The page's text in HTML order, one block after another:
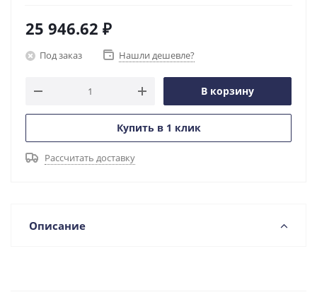
25 946.62 ₽
Под заказ Нашли дешевле?
В корзину
Купить в 1 клик
Рассчитать доставку
Описание